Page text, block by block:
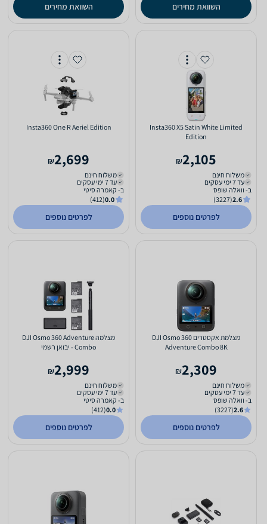
השוואת מחירים השוואת מחירים
Insta360 X5 Satin White Limited
Edition
2,105
₪
משלוח חינם
עד 7 ימי עסקים
ב- וואלה שופס
2.6
(3227)
לפרטים נוספים
Insta360 One R Aeriel Edition
2,699
₪
משלוח חינם
עד 7 ימי עסקים
ב- קאמרה סיטי
0.0
(412)
לפרטים נוספים
מצלמת אקסטרים DJI Osmo 360
Adventure Combo 8K
2,309
₪
משלוח חינם
עד 7 ימי עסקים
ב- וואלה שופס
2.6
(3227)
לפרטים נוספים
מצלמה DJI Osmo 360 Adventure
Combo - יבואן רשמי
2,999
₪
משלוח חינם
עד 7 ימי עסקים
ב- קאמרה סיטי
0.0
(412)
לפרטים נוספים